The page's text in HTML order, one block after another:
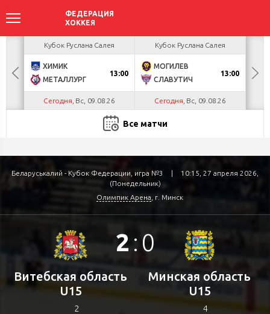
БУЛ
Кубок Руслана Салея
ХИМИК
МЕТАЛЛУРГ
13:00
Сегодня , Вс, 09.08.26
Кубок Руслана Салея
МОГИЛЕВ
СЛАВУТИЧ
13:00
Сегодня , Вс, 09.08.26
Все матчи
Беларуськалий - Кубок Федерации, игра №3 |
10:15, 27 апреля 2026,
(Понедельник)
Олимпик Арена , г. Минск
Витебская область
U15
2
2: 0
Минская область
U15
4